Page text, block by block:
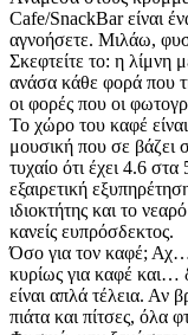
Cafe/SnackBar είναι
αγνοήσετε. Μιλάω,
Σκεφτείτε το: η λίμνη
ανάσα κάθε φορά που
οι φορές που οι
Το χώρο του καφέ
μουσική που σε βάζει
τυχαίο ότι έχει 4.6
εξαιρετική
ιδιοκτήτης και το
κανείς ευπρόσδεκτος.
Όσο για τον καφέ; Αχ…
κυρίως για καφέ και…
είναι απλά τέλεια. Αν
πιάτα και πίτσες, όλα